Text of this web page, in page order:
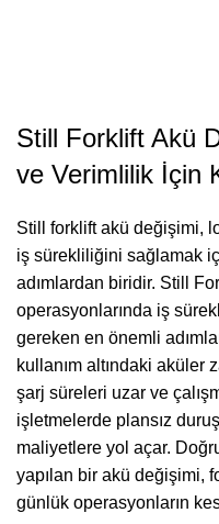
Still Forklift Akü
ve Verimlilik İçin
Still forklift akü değişimi,
iş sürekliliğini sağlamak
adımlardan biridir. Still
operasyonlarında iş
gereken en önemli
kullanım altındaki aküler
şarj süreleri uzar ve
işletmelerde plansız
maliyetlere yol açar.
yapılan bir akü değişimi,
günlük operasyonların